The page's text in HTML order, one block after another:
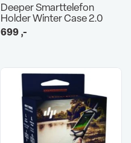
Deeper Smarttelefon
Holder Winter Case 2.0
699,-